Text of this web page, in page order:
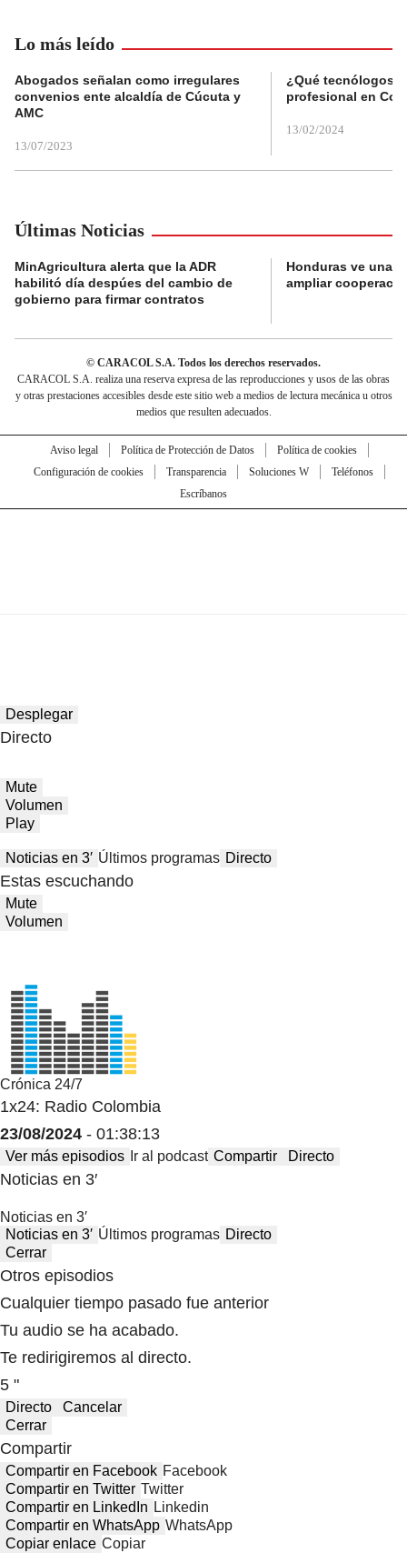
Lo más leído
Abogados señalan como irregulares
convenios ente alcaldía de Cúcuta y
AMC
13/07/2023
¿Qué tecnólogos
profesional en
13/02/2024
Últimas Noticias
MinAgricultura alerta que la ADR
habilitó día despúes del cambio de
gobierno para firmar contratos
Honduras ve una
ampliar
© CARACOL S.A. Todos los derechos reservados.
CARACOL S.A. realiza una reserva expresa de las reproducciones y usos de las obras
y otras prestaciones accesibles desde este sitio web a medios de lectura mecánica u otros
medios que resulten adecuados.
Aviso legal Política de Protección de Datos
Política de cookies
Configuración de cookies
Transparencia Soluciones W
Teléfonos
Escríbanos
Desplegar
Directo
Mute
Volumen
Play
Noticias en 3′ Últimos programas Directo
Estas escuchando
Mute
Volumen
Crónica 24/7
1x24: Radio Colombia
23/08/2024 - 01:38:13
Ver más episodios Ir al podcast Compartir Directo
Noticias en 3′
Noticias en 3′
Noticias en 3′ Últimos programas Directo
Cerrar
Otros episodios
Cualquier tiempo pasado fue anterior
Tu audio se ha acabado.
Te redirigiremos al directo.
5 "
Directo
Cancelar
Cerrar
Compartir
Compartir en Facebook Facebook
Compartir en Twitter Twitter
Compartir en LinkedIn Linkedin
Compartir en WhatsApp WhatsApp
Copiar enlace Copiar